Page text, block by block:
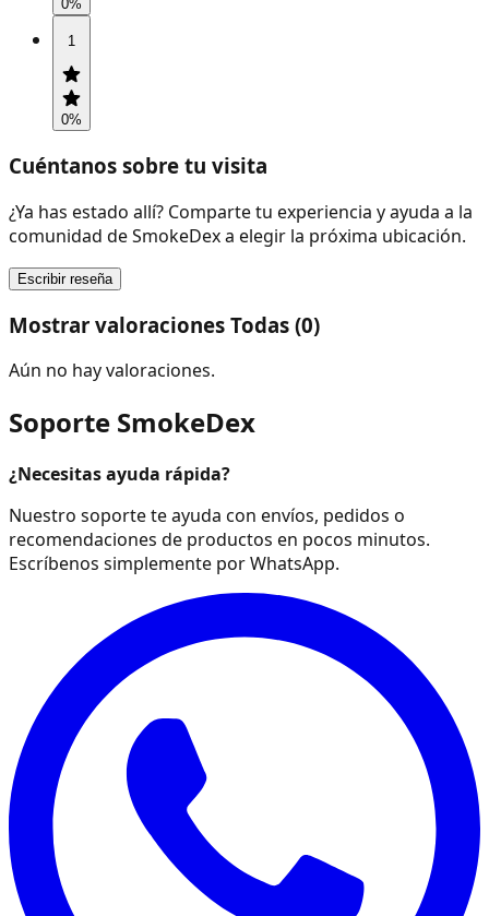
0%
1
0%
Cuéntanos sobre tu visita
¿Ya has estado allí? Comparte tu experiencia y ayuda a la
comunidad de SmokeDex a elegir la próxima ubicación.
Escribir reseña
Mostrar valoraciones Todas (0)
Aún no hay valoraciones.
Soporte SmokeDex
¿Necesitas ayuda rápida?
Nuestro soporte te ayuda con envíos, pedidos o
recomendaciones de productos en pocos minutos.
Escríbenos simplemente por WhatsApp.